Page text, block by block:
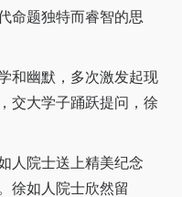
命题独特而睿智的思
和幽默，多次激发起现
交大学子踊跃提问，徐
人院士送上精美纪念
徐如人院士欣然留